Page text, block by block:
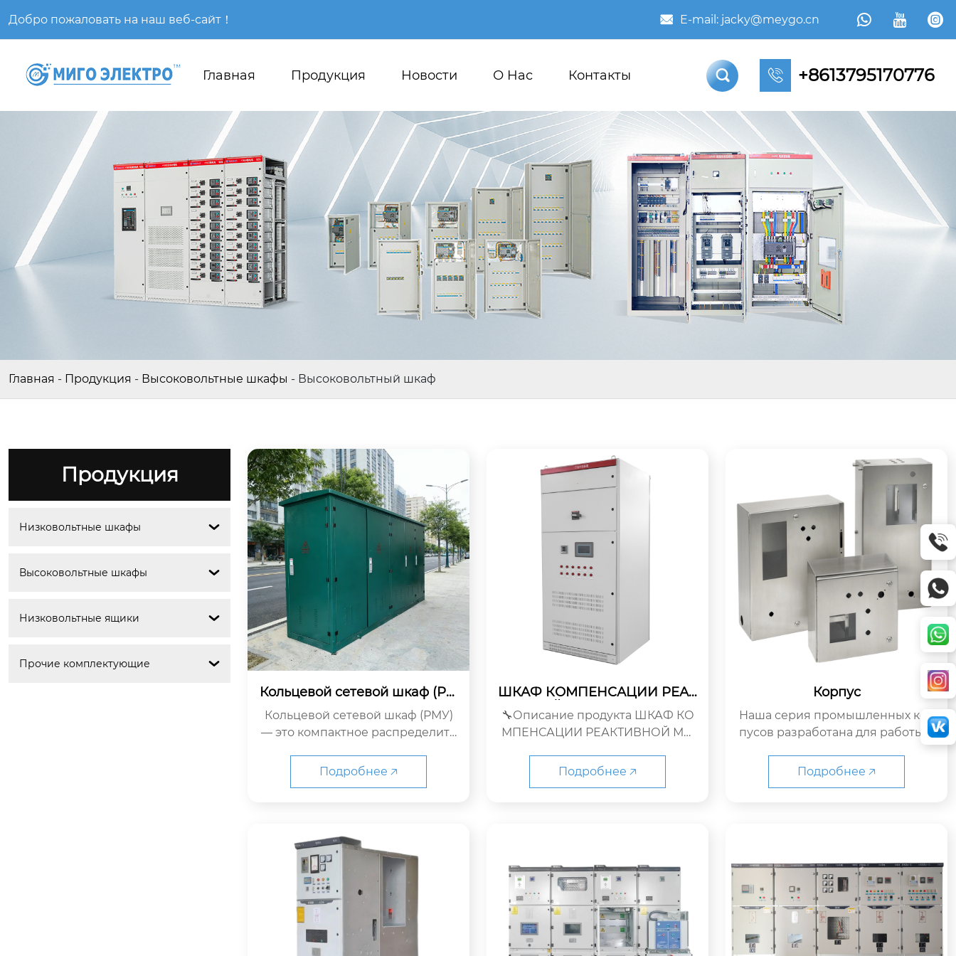
Добро пожаловать на наш веб-сайт！  E-mail: jacky@meygo.cn   
Главная Продукция Новости О Hас Контакты   +8613795170776
Главная - Продукция - Высоковольтные шкафы - Высоковольтный шкаф
Продукция
Низковольтные шкафы 
Высоковольтные шкафы 
Низковольтные ящики 
Прочие комплектующие 
Кольцевой сетевой шкаф (РМ
Кольцевой сетевой шкаф (РМУ)
— это компактное распределите
яжения, п...
Подробнее 🡥
ШКАФ КОМПЕНСАЦИИ РЕАК
ТИВНОЙ МОЩНОСТИ (ШКР
М)
🔧Описание продукта ШКАФ КО
МПЕНСАЦИИ РЕАКТИВНОЙ МО
е автоматическое обо...
Подробнее 🡥
Корпус
Наша серия промышленных кор
пусов разработана для работы в
тяжелых условиях, изготовлена и
з высоко...
Подробнее 🡥